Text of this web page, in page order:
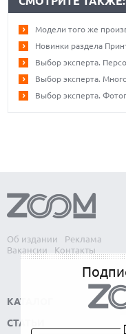
Модели того же
Новинки раздела
Выбор эксперта.
Выбор эксперта.
Выбор эксперта.
Об издании
Реклама
Вакансии
Контакты
КАТАЛОГ
СТАТЬИ